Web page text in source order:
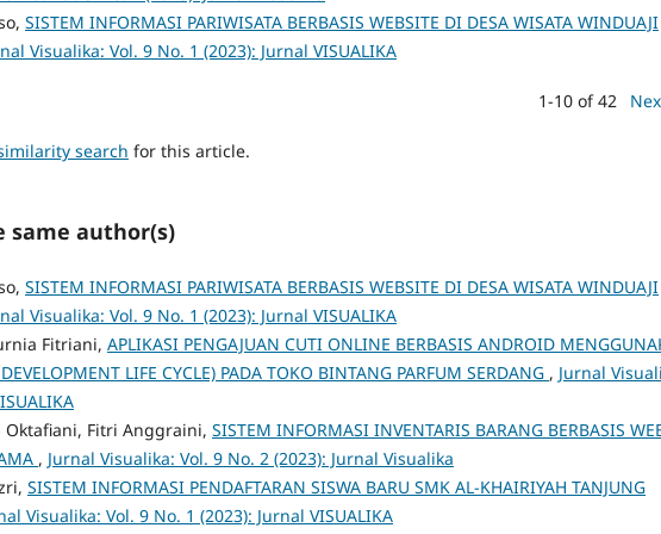
SISTEM INFORMASI PARIWISATA BERBASIS WEBSITE DI DESA WISATA WINDUAJI
Visualika: Vol. 9 No. 1 (2023): Jurnal VISUALIKA
1-10 of 42
search for this article.
same author(s)
SISTEM INFORMASI PARIWISATA BERBASIS WEBSITE DI DESA WISATA WINDUAJI
Visualika: Vol. 9 No. 1 (2023): Jurnal VISUALIKA
Fitriani, APLIKASI PENGAJUAN CUTI ONLINE BERBASIS ANDROID
LIFE CYCLE) PADA TOKO BINTANG PARFUM SERDANG , Jurnal
Fitri Anggraini, SISTEM INFORMASI INVENTARIS BARANG BERBASIS
, Jurnal Visualika: Vol. 9 No. 2 (2023): Jurnal Visualika
SISTEM INFORMASI PENDAFTARAN SISWA BARU SMK AL-KHAIRIYAH TANJUNG
Visualika: Vol. 9 No. 1 (2023): Jurnal VISUALIKA